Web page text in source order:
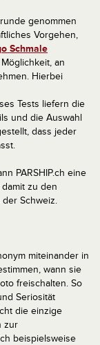
genommen
Vorgehen,
Schmale
an
Hierbei
Tests liefern die
und die Auswahl
dass jeder
PARSHIP.ch eine
zu den
Schweiz.
miteinander in
wann sie
freischalten. So
Seriosität
die einzige
zur
beispielsweise